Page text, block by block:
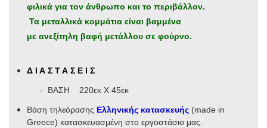
φιλικά για τον άνθρωπο και το περιβάλλον.
Τα μεταλλικά κομμάτια είναι βαμμένα
με ανεξίτηλη βαφή μετάλλου σε φούρνο.
Δ Ι Α Σ Τ Α Σ Ε Ι Σ
- ΒΑΣΗ 220εκ Χ 45εκ
Βάση τηλεόρασης Ελληνικής κατασκευής (made in
Greece) κατασκευασμένη στο εργοστάσιο μας.